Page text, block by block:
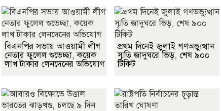
বিএনপির সভায় আওয়ামী লীগ
নেতার ফুলেল শুভেচ্ছা, কয়েক
লাখ টাকার লেনদেনের অভিযোগ
প্রথম দিনেই জুলাই গণঅভ্যুত্থান
স্মৃতি জাদুঘরে ভিড়, শেষ ৯০০
টিকিট